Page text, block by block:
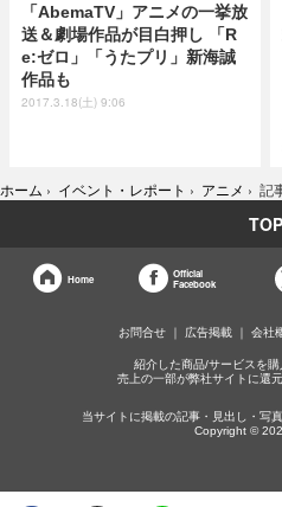
「AbemaTV」アニメの一挙放
送＆劇場作品が目白押し 「R
e:ゼロ」「うたプリ」新海誠
作品も
2017.3.18(土) 9:06
ホーム › イベント・レポート › アニメ › 記
TOP
Home
Official
Facebook
お問合せ 広告掲載 会社
紹介した商品/サービスを購
売上の一部が弊社サイトに還
当サイトに掲載の記事・見出し・写
Copyright ©